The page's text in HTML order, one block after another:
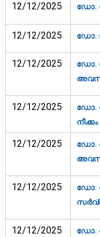
12/12/2025 ഡോ.
12/12/2025 ഡോ.
12/12/2025
ഡോ.
12/12/2025
ഡോ.
12/12/2025
ഡോ.
12/12/2025
ഡോ.
12/12/2025
ഡോ.